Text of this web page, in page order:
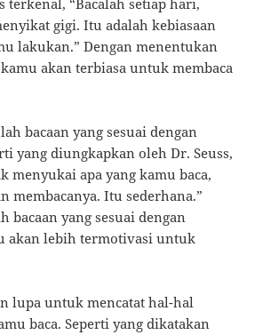
terkenal, “Bacalah setiap hari,
gigi. Itu adalah kebiasaan
lakukan.” Dengan menentukan
akan terbiasa untuk membaca
bacaan yang sesuai dengan
yang diungkapkan oleh Dr. Seuss,
menyukai apa yang kamu baca,
membacanya. Itu sederhana.”
bacaan yang sesuai dengan
akan lebih termotivasi untuk
lupa untuk mencatat hal-hal
baca. Seperti yang dikatakan